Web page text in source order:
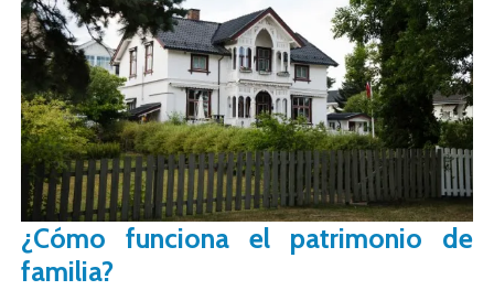
¿Cómo funciona el patrimonio de
familia?